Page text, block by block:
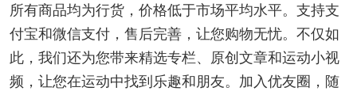
所有商品均为行货，价格低于市场平均水平。支持支
付宝和微信支付，售后完善，让您购物无忧。不仅如
此，我们还为您带来精选专栏、原创文章和运动小视
频，让您在运动中找到乐趣和朋友。加入优友圈，随